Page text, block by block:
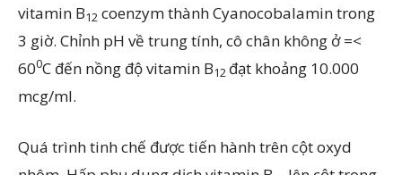
vitamin B12 coenzym thành Cyanocobalamin trong
3 giờ. Chỉnh pH về trung tính, cô chân không ở =<
600C đến nồng độ vitamin B12 đạt khoảng 10.000
mcg/ml.
Quá trình tinh chế được tiến hành trên cột oxyd